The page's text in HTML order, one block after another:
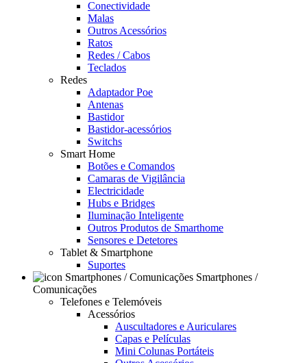
Conectividade
Malas
Outros Acessórios
Ratos
Redes / Cabos
Teclados
Redes
Adaptador Poe
Antenas
Bastidor
Bastidor-acessórios
Switchs
Smart Home
Botões e Comandos
Camaras de Vigilância
Electricidade
Hubs e Bridges
Iluminação Inteligente
Outros Produtos de Smarthome
Sensores e Detetores
Tablet & Smartphone
Suportes
Smartphones /
Comunicações
Telefones e Telemóveis
Acessórios
Auscultadores e Auriculares
Capas e Películas
Mini Colunas Portáteis